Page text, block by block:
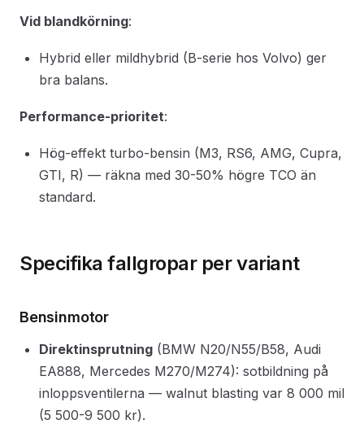
Vid blandkörning:
Hybrid eller mildhybrid (B-serie hos Volvo) ger
bra balans.
Performance-prioritet:
Hög-effekt turbo-bensin (M3, RS6, AMG, Cupra,
GTI, R) — räkna med 30-50% högre TCO än
standard.
Specifika fallgropar per variant
Bensinmotor
Direktinsprutning (BMW N20/N55/B58, Audi
EA888, Mercedes M270/M274): sotbildning på
inloppsventilerna — walnut blasting var 8 000 mil
(5 500-9 500 kr).